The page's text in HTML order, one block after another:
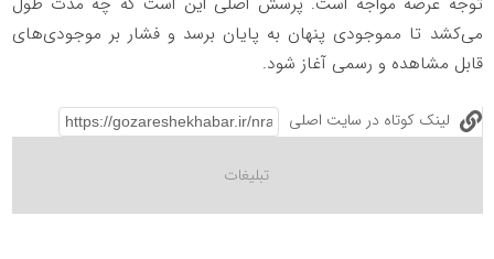
می‌کشد تا مموجودی پنهان به پایان برسد و فشار بر موجودی‌های
قابل مشاهده و رسمی آغاز شود.
لینک کوتاه در سایت اصلی